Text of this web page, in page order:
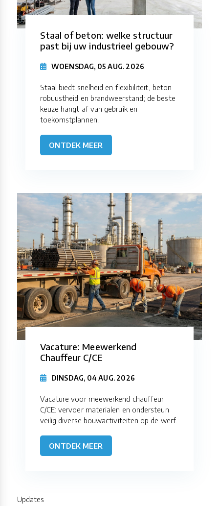
Staal of beton: welke structuur
past bij uw industrieel gebouw?
WOENSDAG, 05 AUG. 2026
Staal biedt snelheid en flexibiliteit, beton
robuustheid en brandweerstand; de beste
keuze hangt af van gebruik en
toekomstplannen.
ONTDEK MEER
Vacature: Meewerkend
Chauffeur C/CE
DINSDAG, 04 AUG. 2026
Vacature voor meewerkend chauffeur
C/CE: vervoer materialen en ondersteun
veilig diverse bouwactiviteiten op de werf.
ONTDEK MEER
Updates